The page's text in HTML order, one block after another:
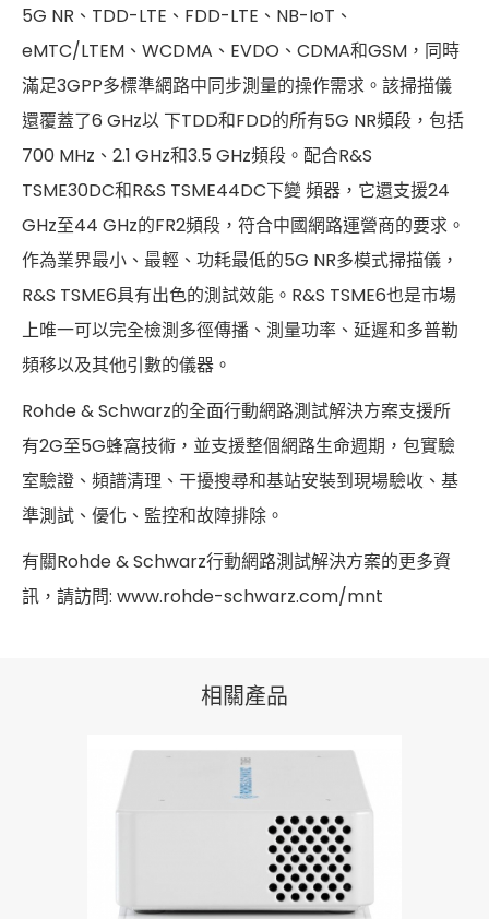
5G NR、TDD-LTE、FDD-LTE、NB-IoT、
eMTC/LTEM、WCDMA、EVDO、CDMA和GSM，同時
滿足3GPP多標準網路中同步測量的操作需求。該掃描儀
還覆蓋了6 GHz以 下TDD和FDD的所有5G NR頻段，包括
700 MHz、2.1 GHz和3.5 GHz頻段。配合R&S
TSME30DC和R&S TSME44DC下變 頻器，它還支援24
GHz至44 GHz的FR2頻段，符合中國網路運營商的要求。
作為業界最小、最輕、功耗最低的5G NR多模式掃描儀，
R&S TSME6具有出色的測試效能。R&S TSME6也是市場
上唯一可以完全檢測多徑傳播、測量功率、延遲和多普勒
頻移以及其他引數的儀器。
Rohde & Schwarz的全面行動網路測試解決方案支援所
有2G至5G蜂窩技術，並支援整個網路生命週期，包實驗
室驗證、頻譜清理、干擾搜尋和基站安裝到現場驗收、基
準測試、優化、監控和故障排除。
有關Rohde & Schwarz行動網路測試解決方案的更多資
訊，請訪問: www.rohde-schwarz.com/mnt
相關產品